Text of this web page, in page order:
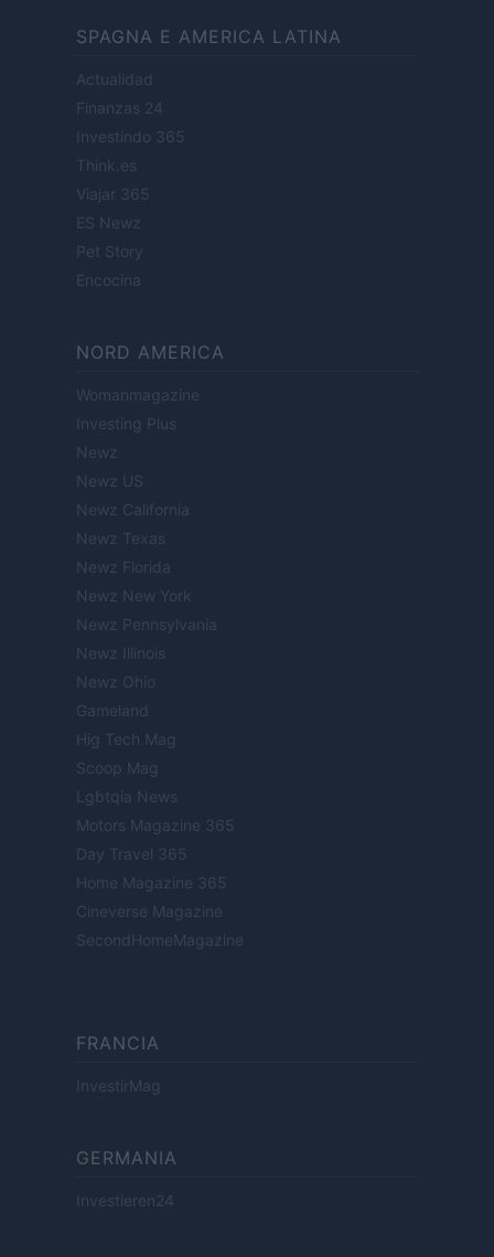
SPAGNA E AMERICA LATINA
Actualidad
Finanzas 24
Investindo 365
Think.es
Viajar 365
ES Newz
Pet Story
Encocina
NORD AMERICA
Womanmagazine
Investing Plus
Newz
Newz US
Newz California
Newz Texas
Newz Florida
Newz New York
Newz Pennsylvania
Newz Illinois
Newz Ohio
Gameland
Hig Tech Mag
Scoop Mag
Lgbtqia News
Motors Magazine 365
Day Travel 365
Home Magazine 365
Cineverse Magazine
SecondHomeMagazine
FRANCIA
InvestirMag
GERMANIA
Investieren24